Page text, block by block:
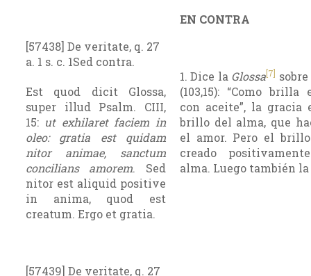
EN CONTRA
[57438] De veritate, q. 27
a. 1 s. c. 1Sed contra.
Est quod dicit Glossa,
super illud Psalm. CIII,
15: ut exhilaret faciem in
oleo: gratia est quidam
nitor animae, sanctum
concilians amorem. Sed
nitor est aliquid positive
in anima, quod est
creatum. Ergo et gratia.
1. Dice la Glossa[7]
(103,15): “Como brilla
con aceite”, la gracia
brillo del alma, que
el amor. Pero el
creado
alma. Luego también
[57439] De veritate, q. 27